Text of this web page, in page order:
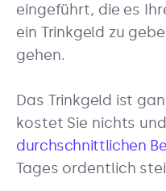
eingeführt, die es
ein Trinkgeld zu
gehen.
Das Trinkgeld ist
kostet Sie nichts
durchschnittlichen
Tages ordentlich